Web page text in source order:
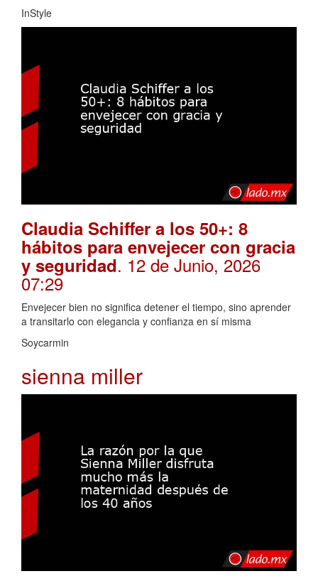
InStyle
Claudia Schiffer a los 50+: 8
hábitos para envejecer con gracia
y seguridad. 12 de Junio, 2026
07:29
Envejecer bien no significa detener el tiempo, sino aprender
a transitarlo con elegancia y confianza en sí misma
Soycarmin
sienna miller